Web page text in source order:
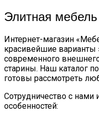
Элитная
Интернет-магазин
красивейшие варианты
современного
старины. Наш каталог
готовы рассмотреть
Сотрудничество с нами
особенностей: